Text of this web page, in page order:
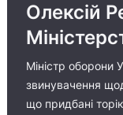
Олексій
Міністр оборони
звинувачення
що придбані